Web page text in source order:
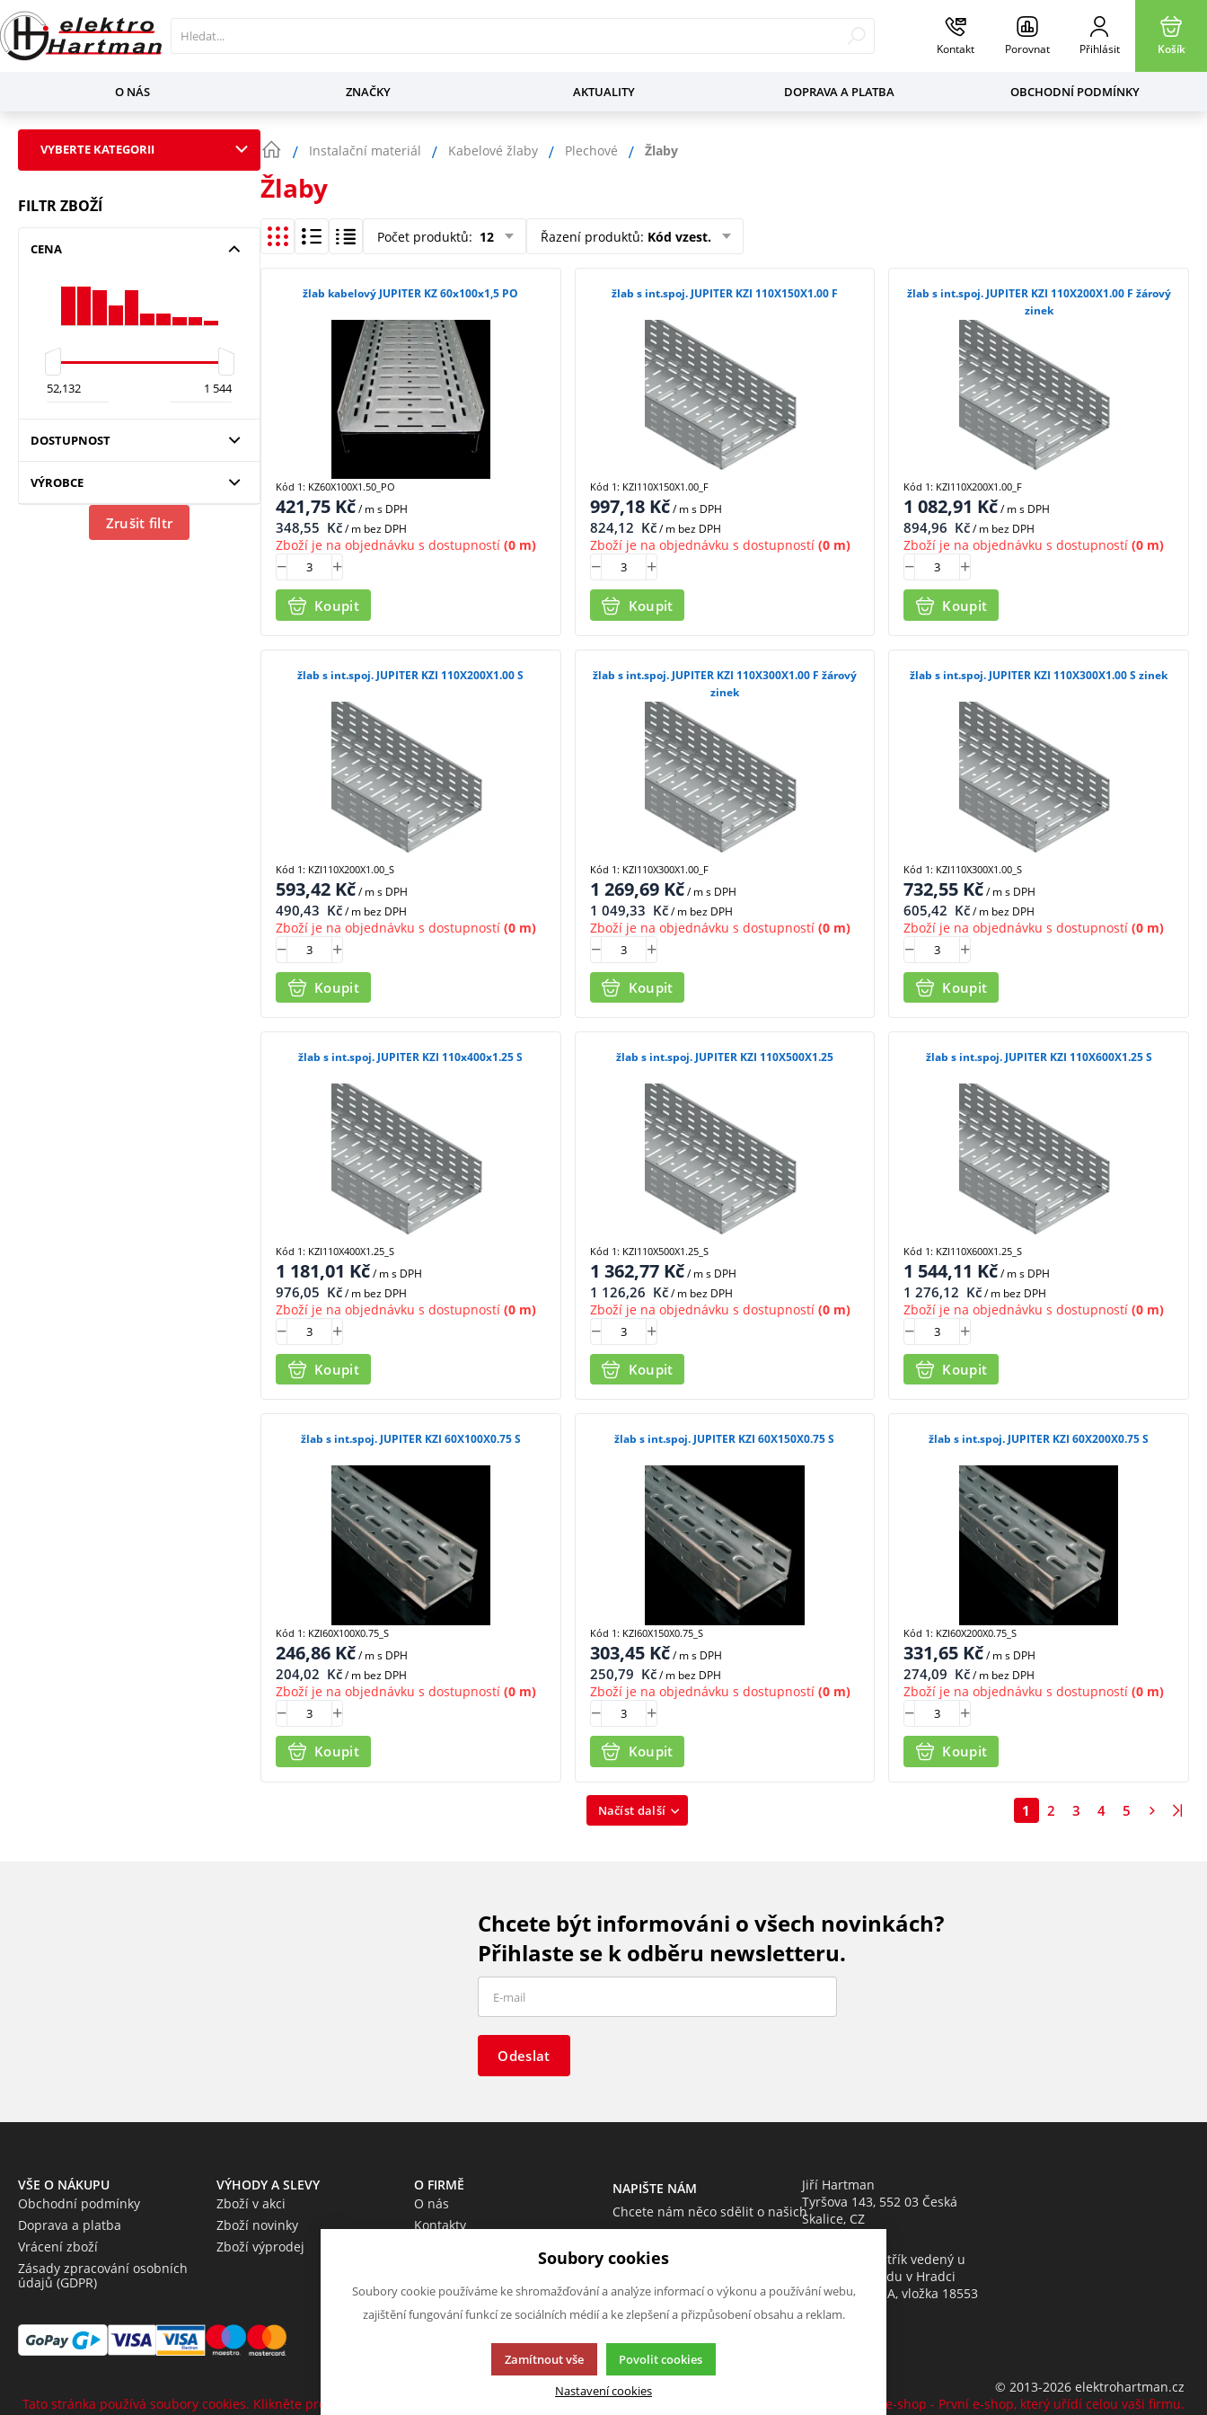
Kontakt Porovnat Přihlásit Košík
O NÁS ZNAČKY AKTUALITY DOPRAVA A PLATBA OBCHODNÍ PODMÍNKY
VYBERTE KATEGORII
FILTR ZBOŽÍ
CENA
DOSTUPNOST
VÝROBCE
Zrušit filtr
Instalační materiál Kabelové žlaby Plechové Žlaby
Žlaby
Počet produktů: 12 Řazení produktů: Kód vzest.
žlab kabelový JUPITER KZ 60x100x1,5 PO
421,75 Kč/ ms DPH
348,55 Kč/ m bez DPH
Zboží je na objednávku s dostupností (0 m)
Koupit
Kód 1: KZ60X100X1.50_PO
žlab s int.spoj. JUPITER KZI 110X150X1.00 F
997,18Kč/ ms DPH
824,12 Kč/ m bez DPH
Zboží je na objednávku s dostupností(0 m)
Koupit
Kód 1: KZI110X150X1.00_F
žlab s int.spoj. JUPITER KZI 110X200X1.00 F žárový
zinek
1 082,91 Kč/ ms DPH
894,96 Kč/ m bez DPH
Zboží je na objednávku s dostupností (0 m)
Koupit
Kód 1: KZI110X200X1.00_F
žlab s int.spoj. JUPITER KZI 110X200X1.00 S
593,42 Kč/ ms DPH
490,43 Kč/ m bez DPH
Zboží je na objednávku s dostupností (0 m)
Koupit
Kód 1: KZI110X200X1.00_S
žlab s int.spoj. JUPITER KZI 110X300X1.00 F žárový
zinek
1 269,69Kč/ ms DPH
1 049,33 Kč/ m bez DPH
Zboží je na objednávku s dostupností(0 m)
Koupit
Kód 1: KZI110X300X1.00_F
žlab s int.spoj. JUPITER KZI 110X300X1.00 S zinek
732,55 Kč/ ms DPH
605,42 Kč/ m bez DPH
Zboží je na objednávku s dostupností (0 m)
Koupit
Kód 1: KZI110X300X1.00_S
žlab s int.spoj. JUPITER KZI 110x400x1.25 S
1 181,01 Kč/ ms DPH
976,05 Kč/ m bez DPH
Zboží je na objednávku s dostupností (0 m)
Koupit
Kód 1: KZI110X400X1.25_S
žlab s int.spoj. JUPITER KZI 110X500X1.25
1 362,77Kč/ ms DPH
1 126,26 Kč/ m bez DPH
Zboží je na objednávku s dostupností(0 m)
Koupit
Kód 1: KZI110X500X1.25_S
žlab s int.spoj. JUPITER KZI 110X600X1.25 S
1 544,11 Kč/ ms DPH
1 276,12 Kč/ m bez DPH
Zboží je na objednávku s dostupností (0 m)
Koupit
Kód 1: KZI110X600X1.25_S
žlab s int.spoj. JUPITER KZI 60X100X0.75 S
246,86 Kč/ ms DPH
204,02 Kč/ m bez DPH
Zboží je na objednávku s dostupností (0 m)
Koupit
Kód 1: KZI60X100X0.75_S
žlab s int.spoj. JUPITER KZI 60X150X0.75 S
303,45Kč/ ms DPH
250,79 Kč/ m bez DPH
Zboží je na objednávku s dostupností(0 m)
Koupit
Kód 1: KZI60X150X0.75_S
žlab s int.spoj. JUPITER KZI 60X200X0.75 S
331,65 Kč/ ms DPH
274,09 Kč/ m bez DPH
Zboží je na objednávku s dostupností (0 m)
Koupit
Kód 1: KZI60X200X0.75_S
Načíst další 1 2 3 4 5
Chcete být informováni o všech novinkách?
Přihlaste se k odběru newsletteru.
Odeslat
VŠE O NÁKUPU
Obchodní podmínky
Doprava a platba
Vrácení zboží
Zásady zpracování osobních
údajů (GDPR)
VÝHODY A SLEVY
Zboží v akci
Zboží novinky
Zboží výprodej
O FIRMĚ
O nás
Kontakty
NAPIŠTE NÁM
Chcete nám něco sdělit o našich
Neváhejte napsat.
Chci napsat zprávu
Jiří Hartman
Tyršova 143, 552 03 Česká
Skalice, CZ
Obchodní rejstřík vedený u
Krajského soudu v Hradci
Králové, oddíl A, vložka 18553
Tato stránka používá soubory cookies. Klikněte pro více informací.
© 2013-2026 elektrohartman.cz
K2 e-shop - První e-shop, který uřídí celou vaši firmu.
Soubory cookies
Soubory cookie používáme ke shromažďování a analýze informací o výkonu a používání webu,
zajištění fungování funkcí ze sociálních médií a ke zlepšení a přizpůsobení obsahu a reklam.
Zamítnout vše Povolit cookies
Nastavení cookies